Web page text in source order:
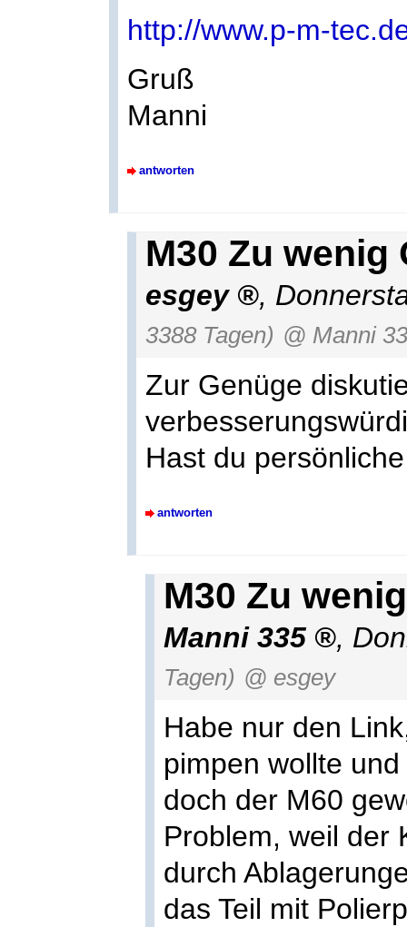
http://www.p-m-
Gruß
Manni
antworten
M30 Zu wenig
esgey ,
3388 Tagen) @ Manni
Zur Genüge
Hast du
antworten
M30 Zu
Manni 335 ,
Tagen) @ esgey
Habe nur den
pimpen wollte
doch der M60
Problem, weil der
durch
das Teil mit